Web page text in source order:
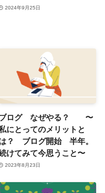
2024年9月25日
ログ なぜやる？ 〜
にとってのメリットと
？ ブログ開始 半年。
けてみて今思うこと〜
2023年8月23日